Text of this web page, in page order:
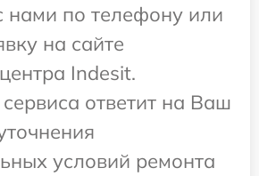
нами по телефону или
на сайте
Indesit.
ответит на Ваш
условий ремонта